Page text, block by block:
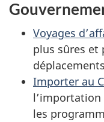
Voyages
plus sûres et
Importer au
l’importation
les